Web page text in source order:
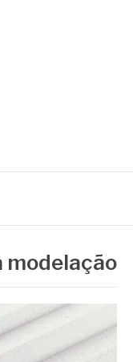
modelação